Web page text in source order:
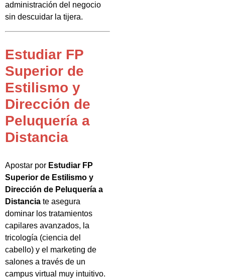
administración del negocio
sin descuidar la tijera.
Estudiar FP
Superior de
Estilismo y
Dirección de
Peluquería a
Distancia
Apostar por Estudiar FP
Superior de Estilismo y
Dirección de Peluquería a
Distancia te asegura
dominar los tratamientos
capilares avanzados, la
tricología (ciencia del
cabello) y el marketing de
salones a través de un
campus virtual muy intuitivo.